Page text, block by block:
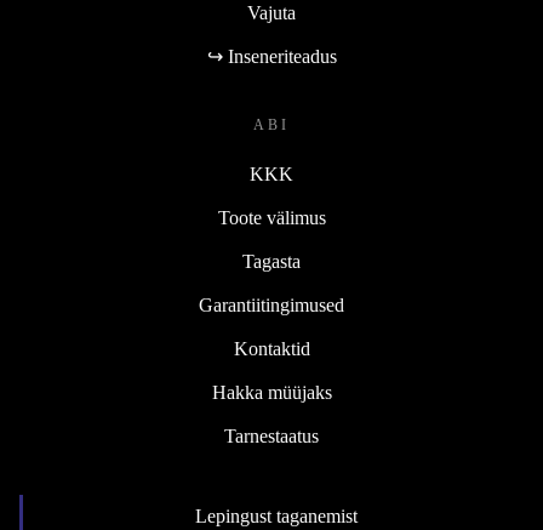
Vajuta
↪ Inseneriteadus
ABI
KKK
Toote välimus
Tagasta
Garantiitingimused
Kontaktid
Hakka müüjaks
Tarnestaatus
Lepingust taganemist